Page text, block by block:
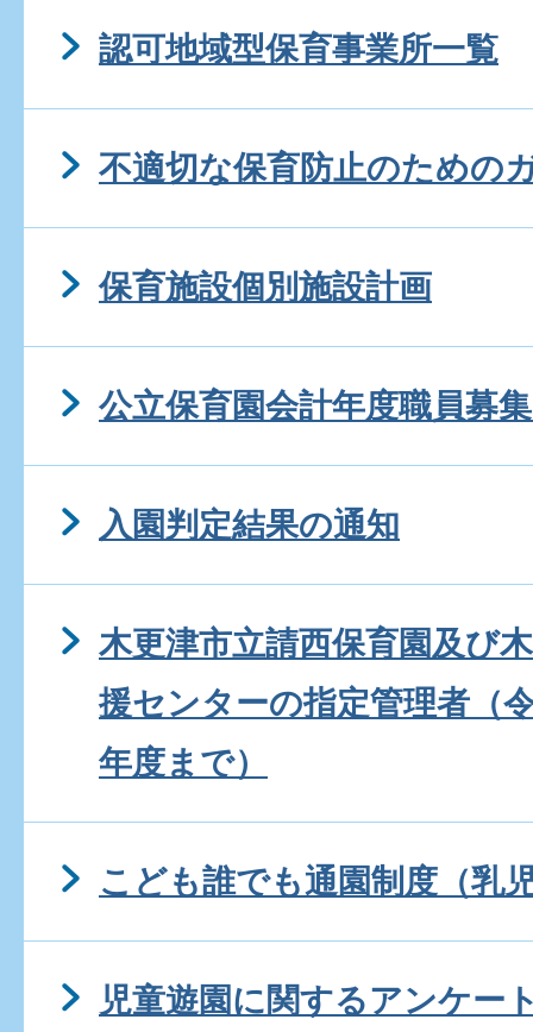
認可地域型保育事業所一覧
不適切な保育防止のための
保育施設個別施設計画
公立保育園会計年度職員募
入園判定結果の通知
木更津市立請西保育園及び
援センターの指定管理者（
年度まで）
こども誰でも通園制度（乳
児童遊園に関するアンケー